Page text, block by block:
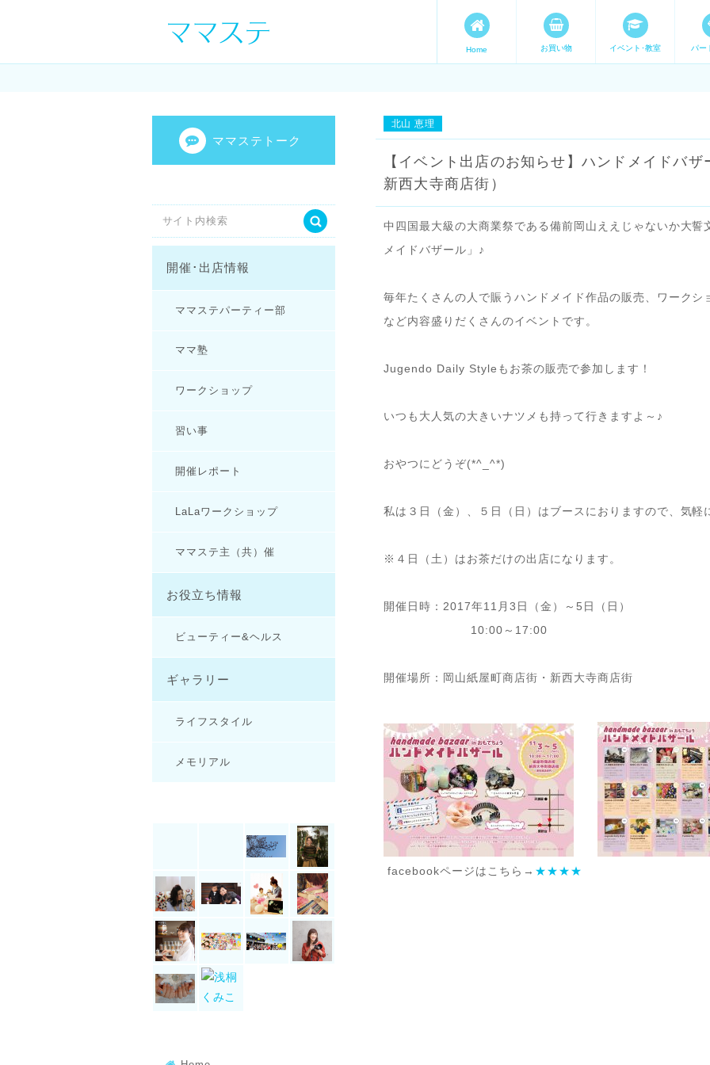
ママの才能発信します。 手づくり表現ステージ
Home お買い物 イベント･教室 パー
北山 恵理
【イベント出店のお知らせ】ハンドメイドバザ
新西大寺商店街）
中四国最大級の大商業祭である備前岡山ええじゃないか大誓
メイドバザール」♪
毎年たくさんの人で賑うハンドメイド作品の販売、ワークシ
など内容盛りだくさんのイベントです。
Jugendo Daily Styleもお茶の販売で参加します！
いつも大人気の大きいナツメも持って行きますよ～♪
おやつにどうぞ(*^_^*)
私は３日（金）、５日（日）はブースにおりますので、気軽
※４日（土）はお茶だけの出店になります。
開催日時：2017年11月3日（金）～5日（日）
10:00～17:00
開催場所：岡山紙屋町商店街・新西大寺商店街
facebookページはこちら→ ★★★★
ママステトーク
開催･出店情報
ママステパーティー部
ママ塾
ワークショップ
習い事
開催レポート
LaLaワークショップ
ママステ主（共）催
お役立ち情報
ビューティー&ヘルス
ギャラリー
ライフスタイル
メモリアル